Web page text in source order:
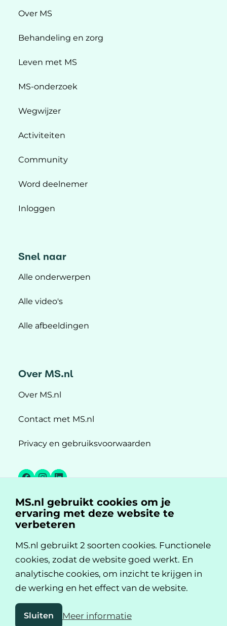
Over MS
Behandeling en zorg
Leven met MS
MS-onderzoek
Wegwijzer
Activiteiten
Community
Word deelnemer
Inloggen
Snel naar
Alle onderwerpen
Alle video's
Alle afbeeldingen
Over MS.nl
Over MS.nl
Contact met MS.nl
Privacy en gebruiksvoorwaarden
Facebook
Instagram
LinkedIn
MS.nl is een initiatief van:
MS.nl gebruikt cookies om je
ervaring met deze website te
verbeteren
MS.nl gebruikt 2 soorten cookies. Functionele
cookies, zodat de website goed werkt. En
analytische cookies, om inzicht te krijgen in
de werking en het effect van de website.
Sluiten Meer informatie